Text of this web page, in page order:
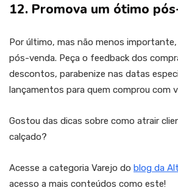
12. Promova um ótimo
Por último, mas não menos
pós-venda. Peça o feedback dos
descontos, parabenize nas datas
lançamentos para quem comprou com
Gostou das dicas sobre como atrair
calçado?
Acesse a categoria Varejo do blog da
acesso a mais conteúdos como este!